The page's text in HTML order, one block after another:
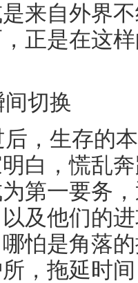
来自外界
正是在这
切换
，生存的
白，慌乱
第一要务
及他们的
怕是角落
，拖延时